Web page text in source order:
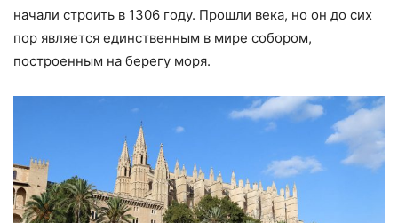
начали строить в 1306 году. Прошли века, но он до сих
пор является единственным в мире собором,
построенным на берегу моря.